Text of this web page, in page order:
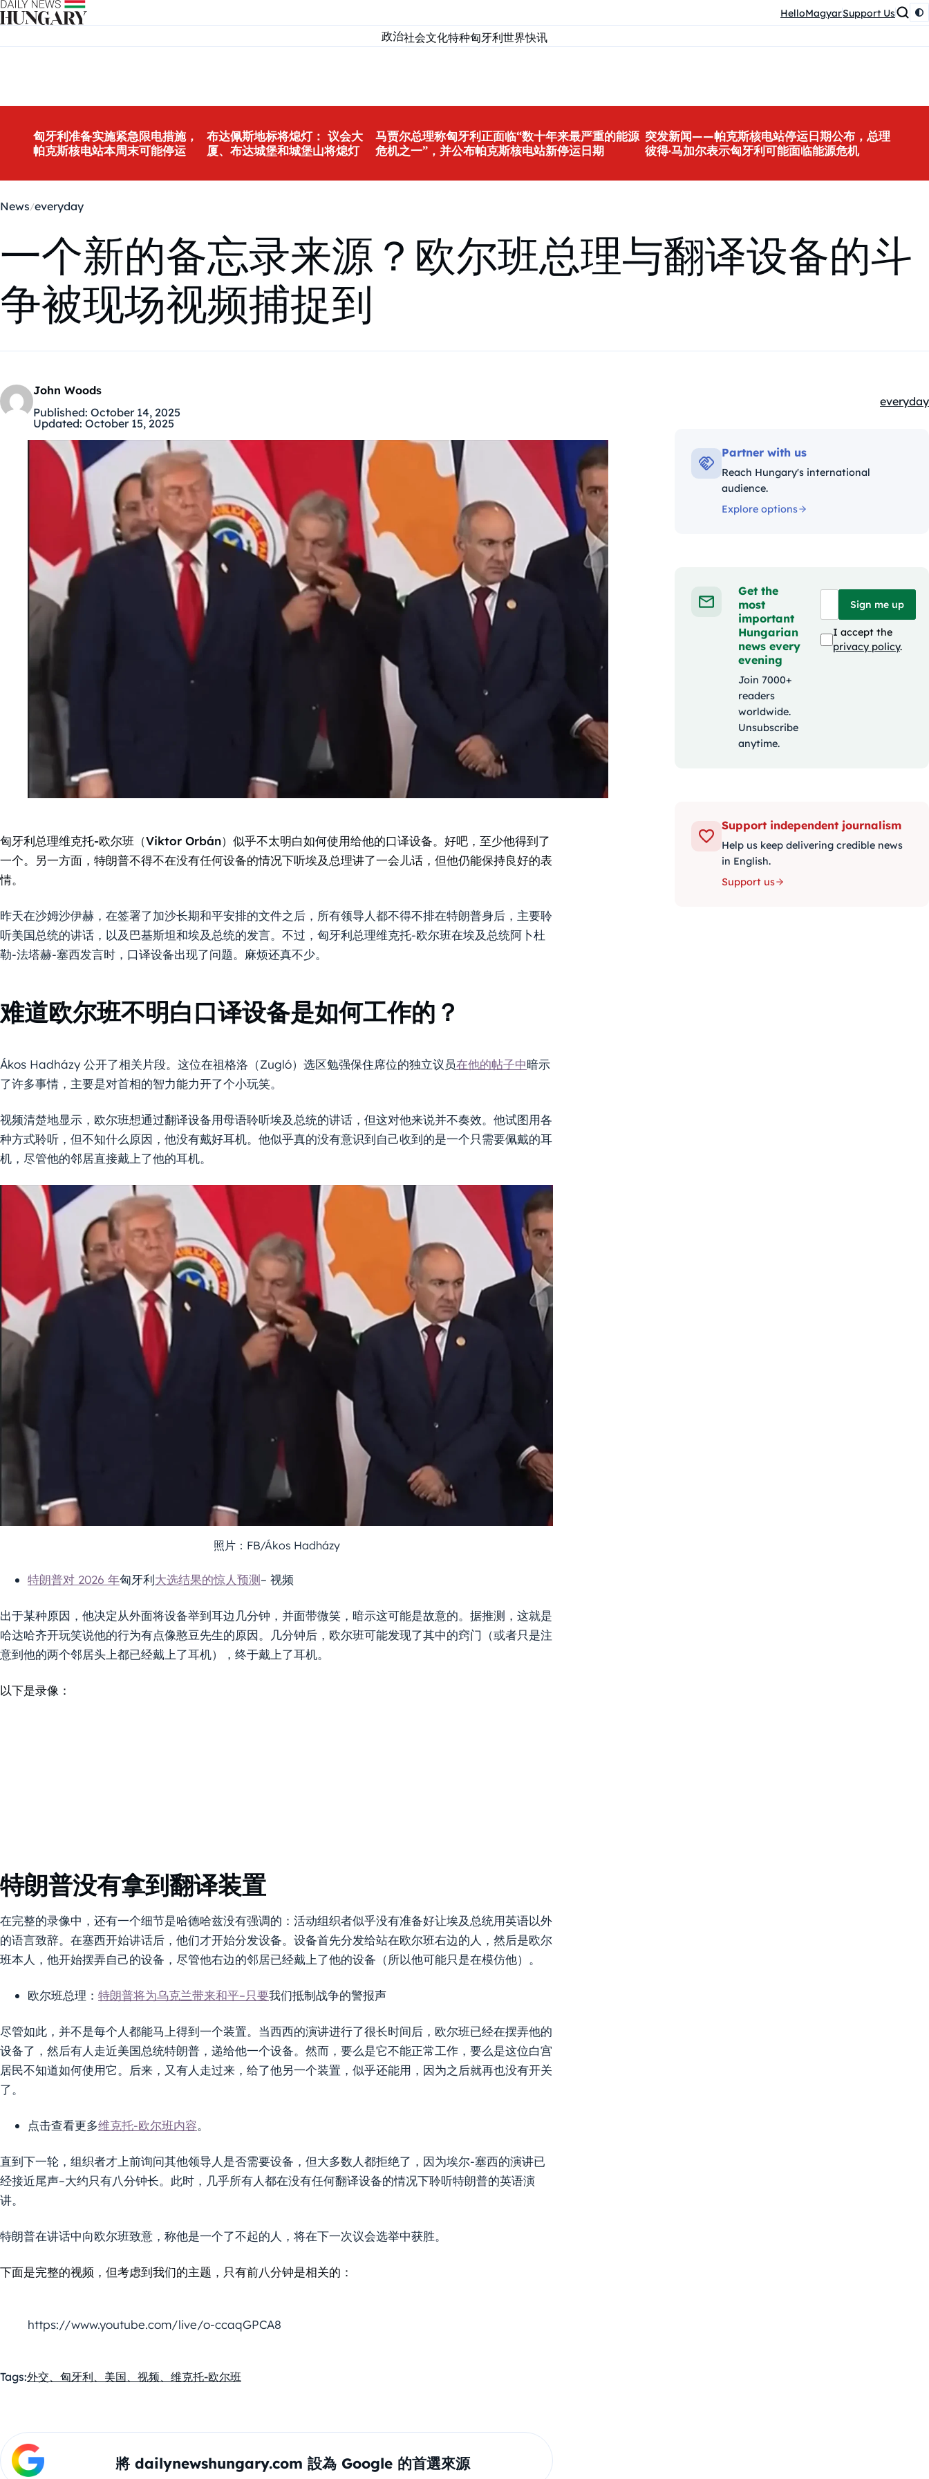
Skip to content HelloMagyarSupport Us
政治社会文化特种匈牙利世界快讯
匈牙利准备实施紧急限电措施，
帕克斯核电站本周末可能停运
布达佩斯地标将熄灯： 议会大
厦、布达城堡和城堡山将熄灯
马贾尔总理称匈牙利正面临“数十年来最严重的能源
危机之一”，并公布帕克斯核电站新停运日期
突发新闻——帕克斯核电站停运日期公布，总理
彼得·马加尔表示匈牙利可能面临能源危机
News everyday
一个新的备忘录来源？欧尔班总理与翻译设备的斗
争被现场视频捕捉到
John Woods
Published: October 14, 2025
Updated: October 15, 2025
everyday
匈牙利总理维克托-欧尔班（Viktor Orbán）似乎不太明白如何使用给他的口译设备。好吧，至少他得到了
一个。另一方面，特朗普不得不在没有任何设备的情况下听埃及总理讲了一会儿话，但他仍能保持良好的表
情。
昨天在沙姆沙伊赫，在签署了加沙长期和平安排的文件之后，所有领导人都不得不排在特朗普身后，主要聆
听美国总统的讲话，以及巴基斯坦和埃及总统的发言。不过，匈牙利总理维克托-欧尔班在埃及总统阿卜杜
勒-法塔赫-塞西发言时，口译设备出现了问题。麻烦还真不少。
难道欧尔班不明白口译设备是如何工作的？
Ákos Hadházy 公开了相关片段。这位在祖格洛（Zugló）选区勉强保住席位的独立议员在他的帖子中暗示
了许多事情，主要是对首相的智力能力开了个小玩笑。
视频清楚地显示，欧尔班想通过翻译设备用母语聆听埃及总统的讲话，但这对他来说并不奏效。他试图用各
种方式聆听，但不知什么原因，他没有戴好耳机。他似乎真的没有意识到自己收到的是一个只需要佩戴的耳
机，尽管他的邻居直接戴上了他的耳机。
照片：FB/Ákos Hadházy
特朗普对 2026 年匈牙利大选结果的惊人预测– 视频
出于某种原因，他决定从外面将设备举到耳边几分钟，并面带微笑，暗示这可能是故意的。据推测，这就是
哈达哈齐开玩笑说他的行为有点像憨豆先生的原因。几分钟后，欧尔班可能发现了其中的窍门（或者只是注
意到他的两个邻居头上都已经戴上了耳机），终于戴上了耳机。
以下是录像：
特朗普没有拿到翻译装置
在完整的录像中，还有一个细节是哈德哈兹没有强调的：活动组织者似乎没有准备好让埃及总统用英语以外
的语言致辞。在塞西开始讲话后，他们才开始分发设备。设备首先分发给站在欧尔班右边的人，然后是欧尔
班本人，他开始摆弄自己的设备，尽管他右边的邻居已经戴上了他的设备（所以他可能只是在模仿他）。
欧尔班总理： 特朗普将为乌克兰带来和平–只要我们抵制战争的警报声
尽管如此，并不是每个人都能马上得到一个装置。当西西的演讲进行了很长时间后，欧尔班已经在摆弄他的
设备了，然后有人走近美国总统特朗普，递给他一个设备。然而，要么是它不能正常工作，要么是这位白宫
居民不知道如何使用它。后来，又有人走过来，给了他另一个装置，似乎还能用，因为之后就再也没有开关
了。
点击查看更多维克托-欧尔班内容。
直到下一轮，组织者才上前询问其他领导人是否需要设备，但大多数人都拒绝了，因为埃尔-塞西的演讲已
经接近尾声–大约只有八分钟长。此时，几乎所有人都在没有任何翻译设备的情况下聆听特朗普的英语演
讲。
特朗普在讲话中向欧尔班致意，称他是一个了不起的人，将在下一次议会选举中获胜。
下面是完整的视频，但考虑到我们的主题，只有前八分钟是相关的：
https://www.youtube.com/live/o-ccaqGPCA8
Tags:外交、匈牙利、美国、视频、维克托-欧尔班
將 dailynewshungary.com 設為 Google 的首選來源
Partner with us
Reach Hungary's international
audience.
Explore options
Get the
most
important
Hungarian
news every
evening
Join 7000+
readers
worldwide.
Unsubscribe
anytime.
Sign me up
I accept the
privacy policy.
Support independent journalism
Help us keep delivering credible news
in English.
Support us